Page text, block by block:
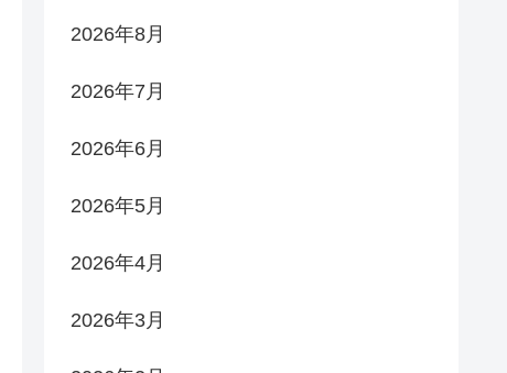
2026年8月
2026年7月
2026年6月
2026年5月
2026年4月
2026年3月